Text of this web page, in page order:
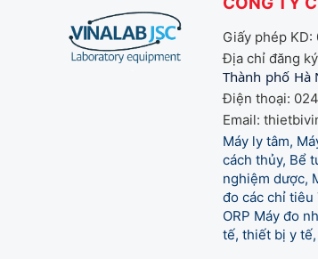
Giấy phép
Địa chỉ đăng
Thành phố Hà
Điện thoại:
Email:
Máy ly tâm,
cách thủy, Bể
nghiệm dược,
đo các chỉ tiêu
ORP Máy đo
tế, thiết bị y